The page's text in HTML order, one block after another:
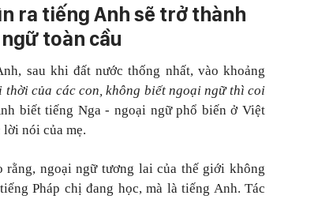
ra tiếng Anh sẽ trở thành
toàn cầu
sau khi đất nước thống nhất, vào khoảng
thời của các con, không biết ngoại ngữ thì coi
biết tiếng Nga - ngoại ngữ phổ biến ở Việt
nói của mẹ.
ngoại ngữ tương lai của thế giới không
Pháp chị đang học, mà là tiếng Anh. Tác